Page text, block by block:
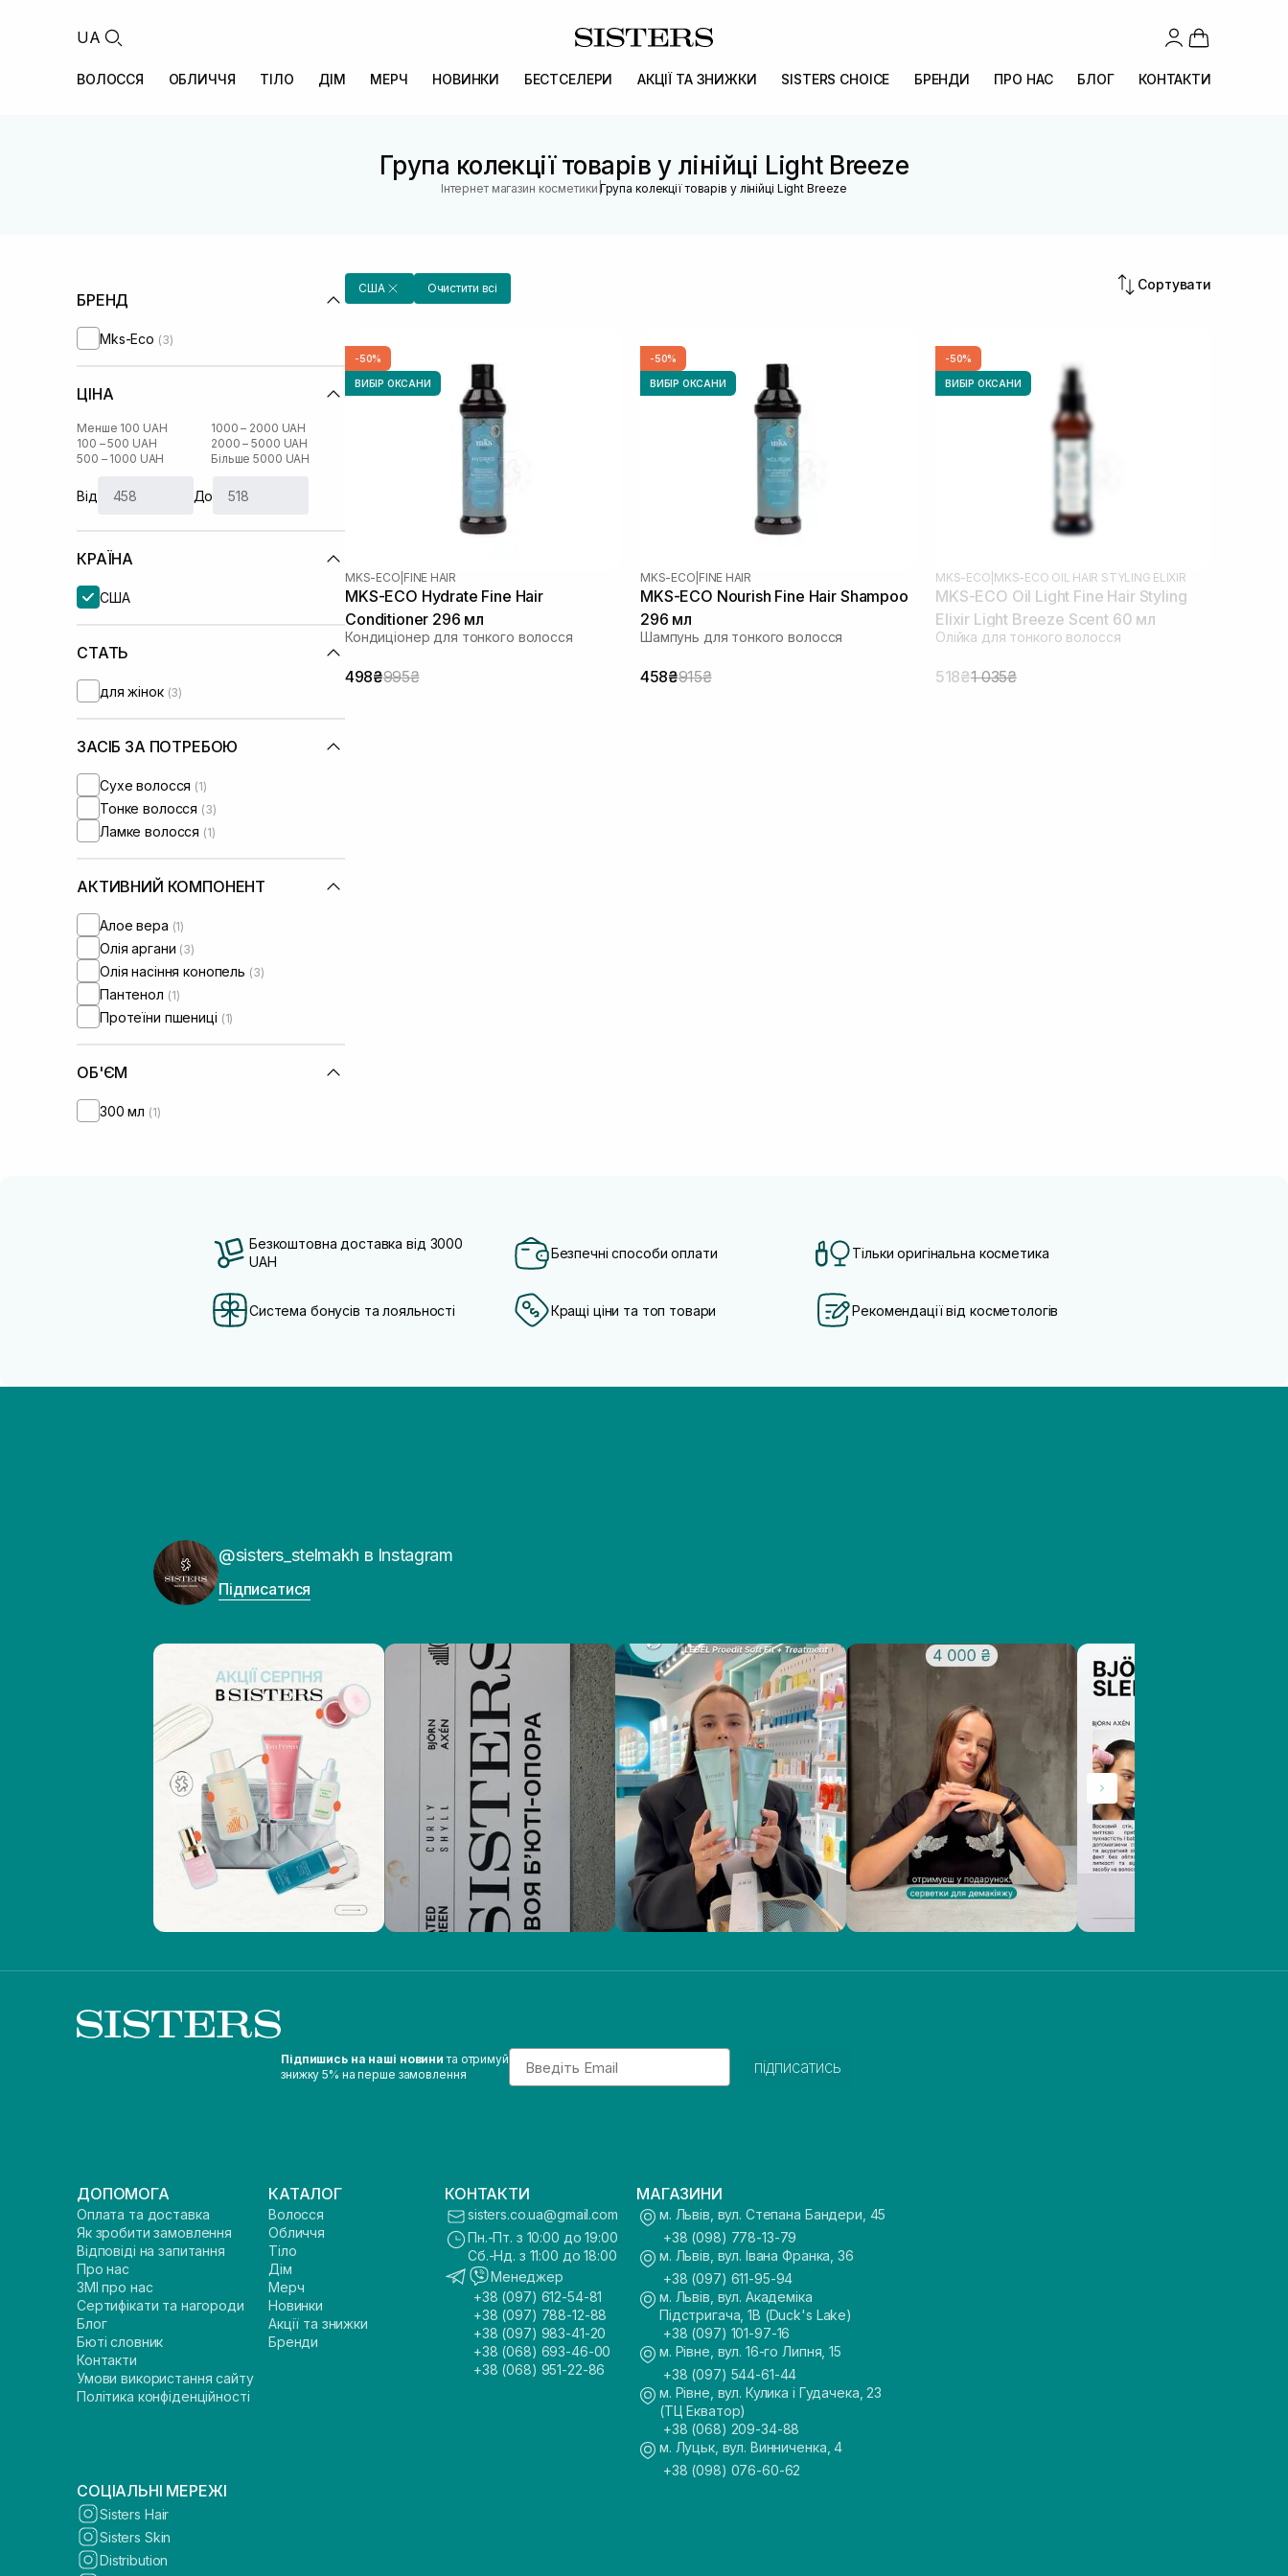
UA
ВОЛОССЯ ОБЛИЧЧЯ ТІЛО ДІМ МЕРЧ НОВИНКИ БЕСТСЕЛЕРИ АКЦІЇ ТА ЗНИЖКИ SISTERS CHOICE БРЕНДИ ПРО НАС БЛОГ КОНТАКТИ
Група колекції товарів у лінійці Light Breeze
Інтернет магазин косметики |Група колекції товарів у лінійці Light Breeze
БРЕНД
Mks-Eco (3)
ЦІНА
Менше 100 UAH
100 – 500 UAH
500 – 1000 UAH
1000 – 2000 UAH
2000 – 5000 UAH
Більше 5000 UAH
Від До
КРАЇНА
США
СТАТЬ
для жінок (3)
ЗАСІБ ЗА ПОТРЕБОЮ
Сухе волосся (1)
Тонке волосся (3)
Ламке волосся (1)
АКТИВНИЙ КОМПОНЕНТ
Алое вера (1)
Олія аргани (3)
Олія насіння конопель (3)
Пантенол (1)
Протеїни пшениці (1)
ОБ'ЄМ
300 мл (1)
США Очистити всі Сортувати
-50%
ВИБІР ОКСАНИ
MKS-ECO FINE HAIR
MKS-ECO Hydrate Fine Hair
Conditioner 296 мл
Кондиціонер для тонкого волосся
498₴995₴
-50%
ВИБІР ОКСАНИ
MKS-ECO FINE HAIR
MKS-ECO Nourish Fine Hair Shampoo
296 мл
Шампунь для тонкого волосся
458₴915₴
-50%
ВИБІР ОКСАНИ
MKS-ECO MKS-ECO OIL HAIR STYLING ELIXIR
MKS-ECO Oil Light Fine Hair Styling
Elixir Light Breeze Scent 60 мл
Олійка для тонкого волосся
518₴1 035₴
Безкоштовна доставка від 3000
UAH
Безпечні способи оплати Тільки оригінальна косметика
Система бонусів та лояльності Кращі ціни та топ товари Рекомендації від косметологів
@sisters_stelmakh в Instagram
Підписатися
Підпишись на наші новини та отримуй
знижку 5% на перше замовлення
Email
підписатись
ДОПОМОГА
Оплата та доставка
Як зробити замовлення
Відповіді на запитання
Про нас
ЗМІ про нас
Сертифікати та нагороди
Блог
Бюті словник
Контакти
Умови використання сайту
Політика конфіденційності
КАТАЛОГ
Волосся
Обличчя
Тіло
Дім
Мерч
Новинки
Акції та знижки
Бренди
КОНТАКТИ
sisters.co.ua@gmail.com
Пн.-Пт. з 10:00 до 19:00
Сб.-Нд. з 11:00 до 18:00
Менеджер
+38 (097) 612-54-81
+38 (097) 788-12-88
+38 (097) 983-41-20
+38 (068) 693-46-00
+38 (068) 951-22-86
МАГАЗИНИ
м. Львів, вул. Степана Бандери, 45
+38 (098) 778-13-79
м. Львів, вул. Івана Франка, 36
+38 (097) 611-95-94
м. Львів, вул. Академіка
Підстригача, 1В (Duck's Lake)
+38 (097) 101-97-16
м. Рівне, вул. 16-го Липня, 15
+38 (097) 544-61-44
м. Рівне, вул. Кулика і Гудачека, 23
(ТЦ Екватор)
+38 (068) 209-34-88
м. Луцьк, вул. Винниченка, 4
+38 (098) 076-60-62
СОЦІАЛЬНІ МЕРЕЖІ
Sisters Hair
Sisters Skin
Distribution